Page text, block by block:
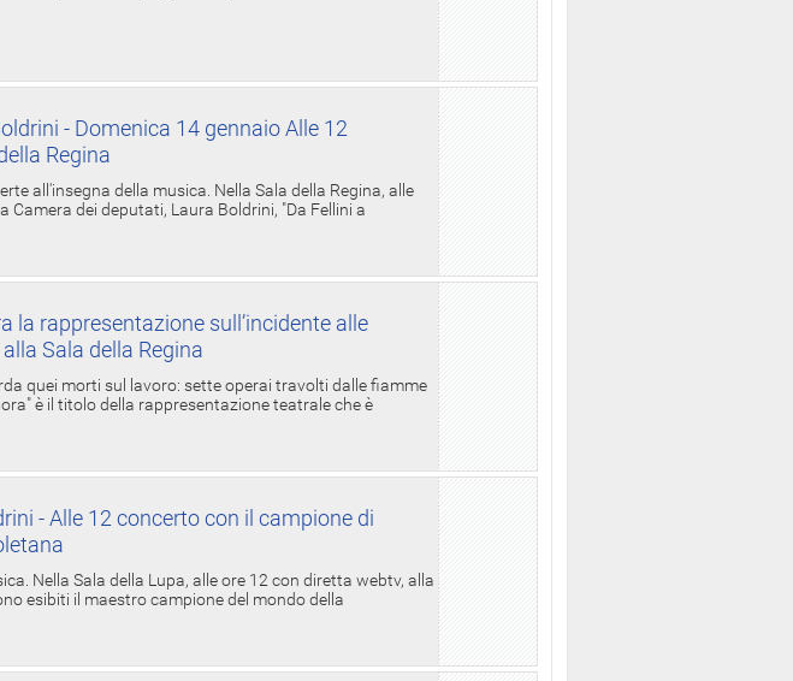
- Domenica 14 gennaio Alle 12
Regina
all'insegna della musica. Nella Sala della Regina, alle
dei deputati, Laura Boldrini, "Da Fellini a
la rappresentazione sull’incidente alle
Sala della Regina
quei morti sul lavoro: sette operai travolti dalle fiamme
è il titolo della rappresentazione teatrale che è
- Alle 12 concerto con il campione di
Nella Sala della Lupa, alle ore 12 con diretta webtv, alla
esibiti il maestro campione del mondo della